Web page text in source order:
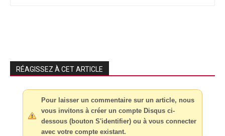
RÉAGISSEZ À CET ARTICLE
Pour laisser un commentaire sur un article, nous
vous invitons à créer un compte Disqus ci-
dessous (bouton S'identifier) ou à vous connecter
avec votre compte existant.